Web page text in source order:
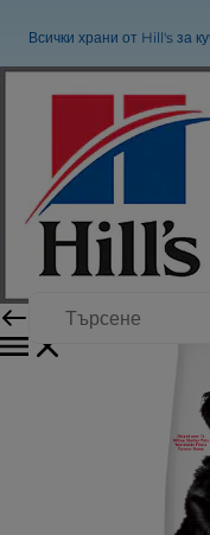
Всички храни от Hill's за